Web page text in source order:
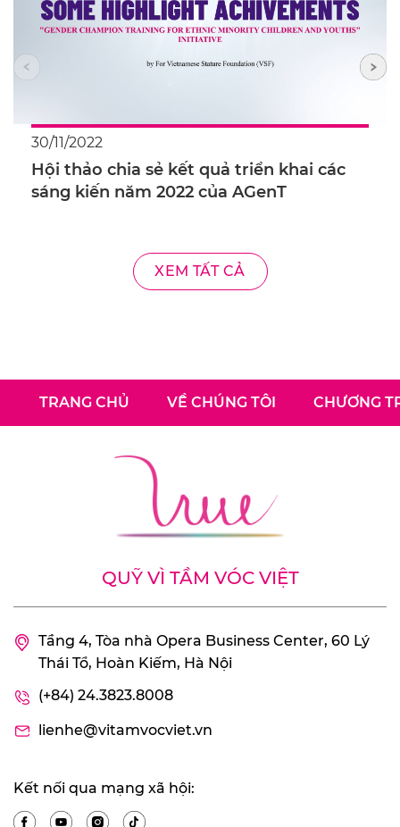
30/11/2022
Hội thảo chia sẻ kết quả triển khai các
sáng kiến năm 2022 của AGenT
XEM TẤT CẢ
TRANG CHỦ VỀ CHÚNG TÔI CHƯƠNG
QUỸ VÌ TẦM VÓC VIỆT
Tầng 4, Tòa nhà Opera Business Center, 60 Lý
Thái Tổ, Hoàn Kiếm, Hà Nội
(+84) 24.3823.8008
lienhe@vitamvocviet.vn
Kết nối qua mạng xã hội: